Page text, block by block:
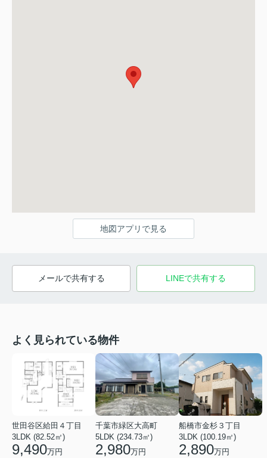
地図アプリで見る
メールで共有する LINEで共有する
よく見られている物件
世田谷区給田４丁目
3LDK (82.52㎡)
9,490万円
千葉市緑区大高町
5LDK (234.73㎡)
2,980万円
船橋市金杉３丁目
3LDK (100.19㎡)
2,890万円